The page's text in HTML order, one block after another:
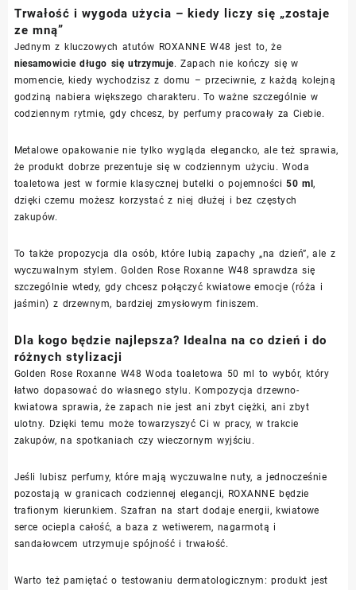
Trwałość i wygoda użycia – kiedy liczy się „zostaje
ze mną”
Jednym z kluczowych atutów ROXANNE W48 jest to, że
niesamowicie długo się utrzymuje. Zapach nie kończy się w
momencie, kiedy wychodzisz z domu – przeciwnie, z każdą kolejną
godziną nabiera większego charakteru. To ważne szczególnie w
codziennym rytmie, gdy chcesz, by perfumy pracowały za Ciebie.
Metalowe opakowanie nie tylko wygląda elegancko, ale też sprawia,
że produkt dobrze prezentuje się w codziennym użyciu. Woda
toaletowa jest w formie klasycznej butelki o pojemności50 ml,
dzięki czemu możesz korzystać z niej dłużej i bez częstych
zakupów.
To także propozycja dla osób, które lubią zapachy „na dzień”, ale z
wyczuwalnym stylem. Golden Rose Roxanne W48 sprawdza się
szczególnie wtedy, gdy chcesz połączyć kwiatowe emocje (róża i
jaśmin) z drzewnym, bardziej zmysłowym finiszem.
Dla kogo będzie najlepsza? Idealna na co dzień i do
różnych stylizacji
Golden Rose Roxanne W48 Woda toaletowa 50 ml to wybór, który
łatwo dopasować do własnego stylu. Kompozycja drzewno-
kwiatowa sprawia, że zapach nie jest ani zbyt ciężki, ani zbyt
ulotny. Dzięki temu może towarzyszyć Ci w pracy, w trakcie
zakupów, na spotkaniach czy wieczornym wyjściu.
Jeśli lubisz perfumy, które mają wyczuwalne nuty, a jednocześnie
pozostają w granicach codziennej elegancji, ROXANNE będzie
trafionym kierunkiem. Szafran na start dodaje energii, kwiatowe
serce ociepla całość, a baza z wetiwerem, nagarmotą i
sandałowcem utrzymuje spójność i trwałość.
Warto też pamiętać o testowaniu dermatologicznym: produkt jest